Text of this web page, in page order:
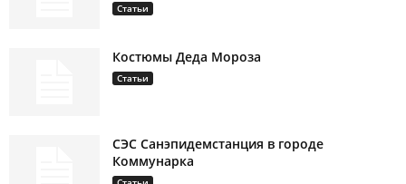
Статьи
Костюмы Деда Мороза
Статьи
СЭС Санэпидемстанция в городе
Коммунарка